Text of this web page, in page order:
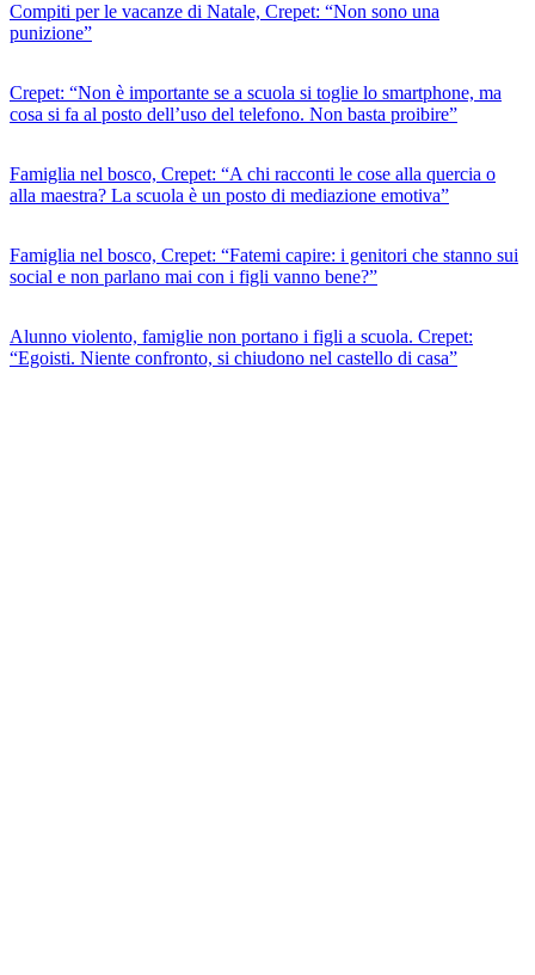
Compiti per le vacanze di Natale, Crepet: “Non sono una
punizione”
Crepet: “Non è importante se a scuola si toglie lo smartphone, ma
cosa si fa al posto dell’uso del telefono. Non basta proibire”
Famiglia nel bosco, Crepet: “A chi racconti le cose alla quercia o
alla maestra? La scuola è un posto di mediazione emotiva”
Famiglia nel bosco, Crepet: “Fatemi capire: i genitori che stanno sui
social e non parlano mai con i figli vanno bene?”
Alunno violento, famiglie non portano i figli a scuola. Crepet:
“Egoisti. Niente confronto, si chiudono nel castello di casa”